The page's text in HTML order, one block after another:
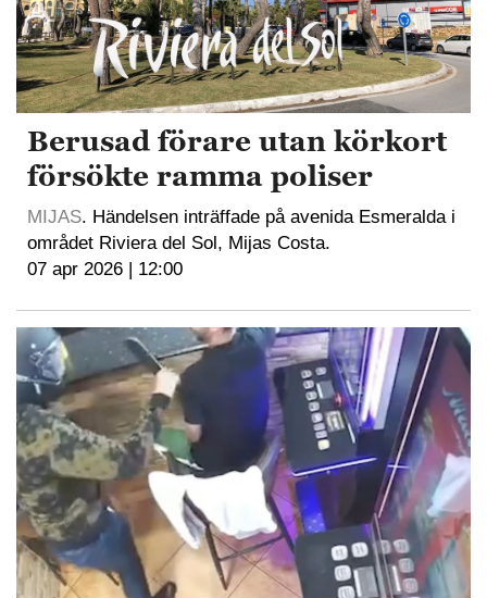
Berusad förare utan körkort
försökte ramma poliser
MIJAS. Händelsen inträffade på avenida Esmeralda i
området Riviera del Sol, Mijas Costa.
07 apr 2026 | 12:00